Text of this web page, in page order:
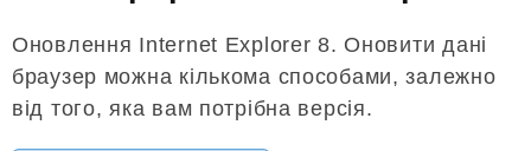
Оновлення Internet Explorer 8. Оновити дані
браузер можна кількома способами, залежно
від того, яка вам потрібна версія.